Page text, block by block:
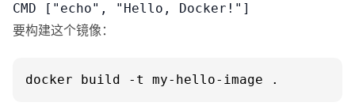
CMD ["echo", "Hello, Docker!"]
要构建这个镜像：
docker build -t my-hello-image .